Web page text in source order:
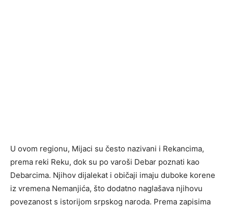
U ovom regionu, Mijaci su često nazivani i Rekancima,
prema reki Reku, dok su po varoši Debar poznati kao
Debarcima. Njihov dijalekat i običaji imaju duboke korene
iz vremena Nemanjića, što dodatno naglašava njihovu
povezanost s istorijom srpskog naroda. Prema zapisima